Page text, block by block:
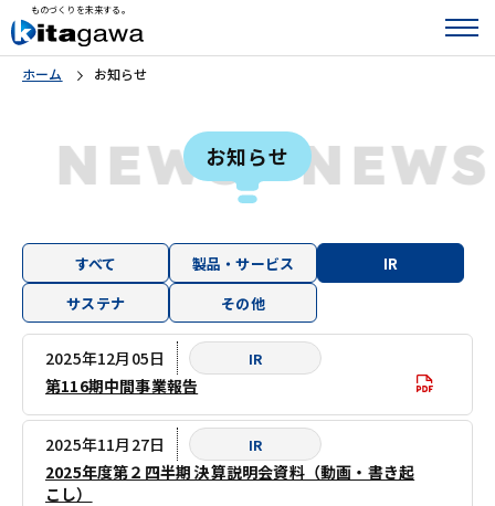
ものづくりを未来する。
ホーム お知らせ
NEWS
お知らせ
すべて 製品・サービス
IR
サステナ
その他
2025年12月05日 IR
第116期中間事業報告
2025年11月27日 IR
2025年度第２四半期 決算説明会資料（動画・書き起
こし）